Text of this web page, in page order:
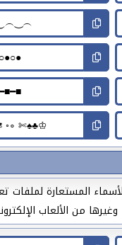
المستعارة
من الألعاب